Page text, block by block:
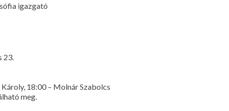
igazgató
23.
18:00 – Molnár Szabolcs
meg.